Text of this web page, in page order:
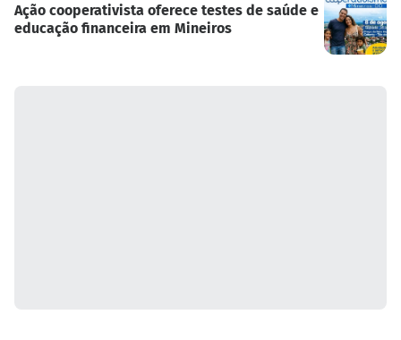
Ação cooperativista oferece testes de saúde e
educação financeira em Mineiros